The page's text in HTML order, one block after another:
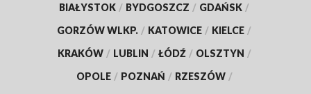
BIAŁYSTOK / BYDGOSZCZ / GDAŃSK /
GORZÓW WLKP. / KATOWICE / KIELCE /
KRAKÓW / LUBLIN / ŁÓDŹ / OLSZTYN /
OPOLE / POZNAŃ / RZESZÓW /